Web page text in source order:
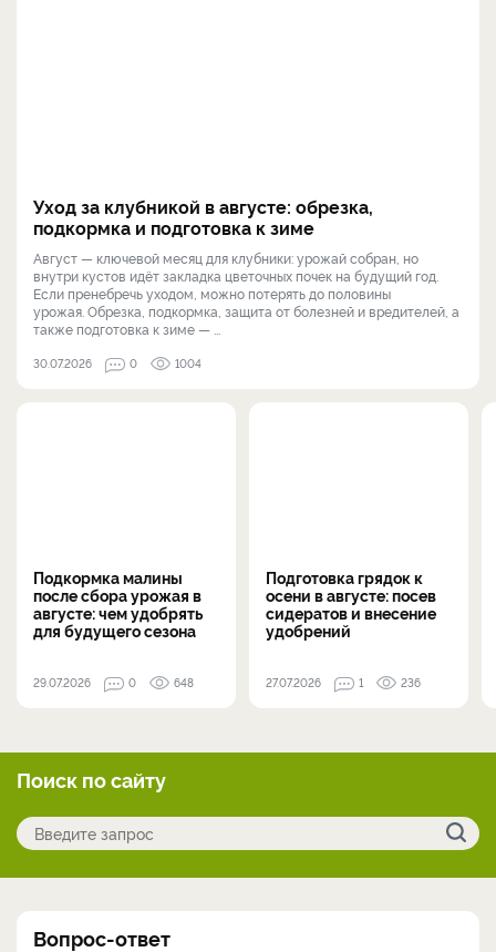
Уход за клубникой в августе: обрезка,
подкормка и подготовка к зиме
Август — ключевой месяц для клубники: урожай собран, но
внутри кустов идёт закладка цветочных почек на будущий год.
Если пренебречь уходом, можно потерять до половины
урожая. Обрезка, подкормка, защита от болезней и вредителей, а
также подготовка к зиме — ...
30.07.2026 0 1004
Подкормка малины
после сбора урожая в
августе: чем удобрять
для будущего сезона
29.07.2026 0 648
Подготовка грядок к
осени в августе: посев
сидератов и внесение
удобрений
27.07.2026 1 236
Поиск по сайту
Вопрос-ответ